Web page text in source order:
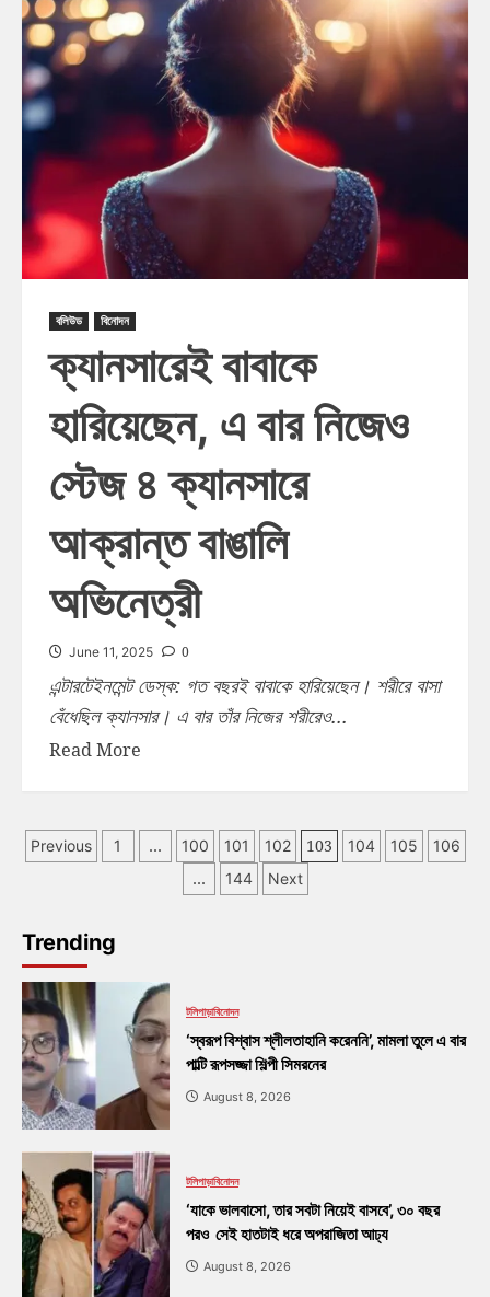
বলিউড বিনোদন
ক্যানসারেই বাবাকে
হারিয়েছেন, এ বার নিজেও
স্টেজ ৪ ক্যানসারে
আক্রান্ত বাঙালি
অভিনেত্রী
June 11, 2025 0
এন্টারটেইনমেন্ট ডেস্ক: গত বছরই বাবাকে হারিয়েছেন। শরীরে বাসা
বেঁধেছিল ক্যানসার। এ বার তাঁর নিজের শরীরেও...
Read More
Previous 1 … 100 101 102 103 104 105 106
… 144 Next
Trending
টলিপাড়াবিনোদন
‘স্বরূপ বিশ্বাস শ্লীলতাহানি করেননি’, মামলা তুলে এ বার
পাল্টি রূপসজ্জা শিল্পী সিমরনের
August 8, 2026
টলিপাড়াবিনোদন
‘যাকে ভালবাসো, তার সবটা নিয়েই বাসবে’, ৩০ বছর
পরও সেই হাতটাই ধরে অপরাজিতা আঢ্য
August 8, 2026